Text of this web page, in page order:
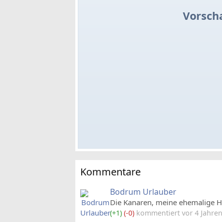
Kommentare
Bodrum Urlauber
Die Kanaren, meine ehemalige
(+1) (-0) kommentiert vor 4